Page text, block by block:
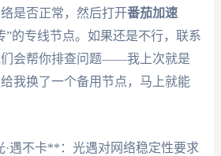
是否正常，然后打开番茄加速
”的专线节点。如果还是不行，联系
们会帮你排查问题——我上次就是
我换了一个备用节点，马上就能
·遇不卡**：光遇对网络稳定性要求